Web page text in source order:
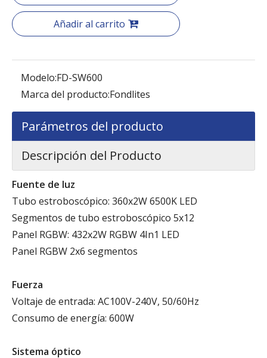
Añadir al carrito
Modelo:FD-SW600
Marca del producto:Fondlites
Parámetros del producto
Descripción del Producto
Fuente de luz
Tubo estroboscópico: 360x2W 6500K LED
Segmentos de tubo estroboscópico 5x12
Panel RGBW: 432x2W RGBW 4In1 LED
Panel RGBW 2x6 segmentos
Fuerza
Voltaje de entrada: AC100V-240V, 50/60Hz
Consumo de energía: 600W
Sistema óptico